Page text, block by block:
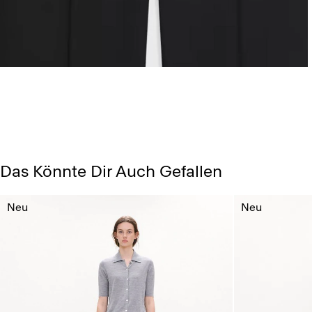
Das Könnte Dir Auch Gefallen
Neu Neu